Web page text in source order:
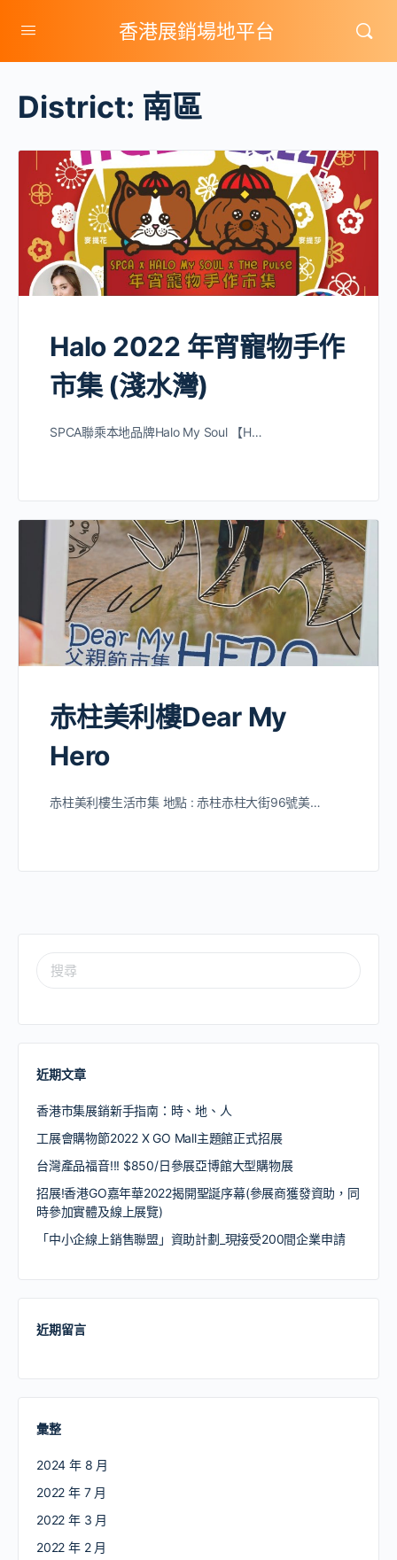
香港展銷場地平台
District: 南區
Halo 2022 年宵寵物手作
市集 (淺水灣)
SPCA聯乘本地品牌Halo My Soul 【H…
赤柱美利樓Dear My
Hero
赤柱美利樓生活市集 地點 : 赤柱赤柱大街96號美…
近期文章
香港市集展銷新手指南：時、地、人
工展會購物節2022 X GO Mall主題館正式招展
台灣產品福音!!! $850/日參展亞博館大型購物展
招展!香港GO嘉年華2022揭開聖誕序幕(參展商獲發資助，同
時參加實體及線上展覽)
「中小企線上銷售聯盟」資助計劃_現接受200間企業申請
近期留言
彙整
2024 年 8 月
2022 年 7 月
2022 年 3 月
2022 年 2 月